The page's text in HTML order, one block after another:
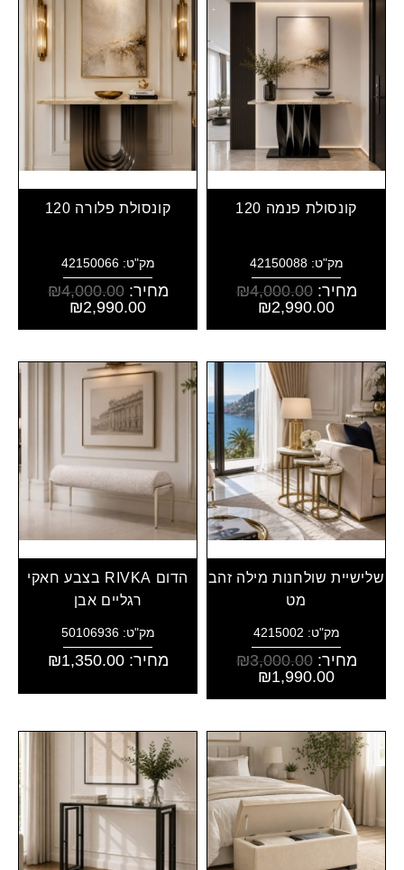
קונסולת פנמה 120
מק"ט: 42150088
מחיר: ₪4,000.00
₪2,990.00
קונסולת פלורה 120
מק"ט: 42150066
מחיר: ₪4,000.00
₪2,990.00
שלישיית שולחנות מילה זהב
מט
מק"ט: 4215002
מחיר: ₪3,000.00
₪1,990.00
הדום RIVKA בצבע חאקי
רגליים אבן
מק"ט: 50106936
מחיר: ₪1,350.00